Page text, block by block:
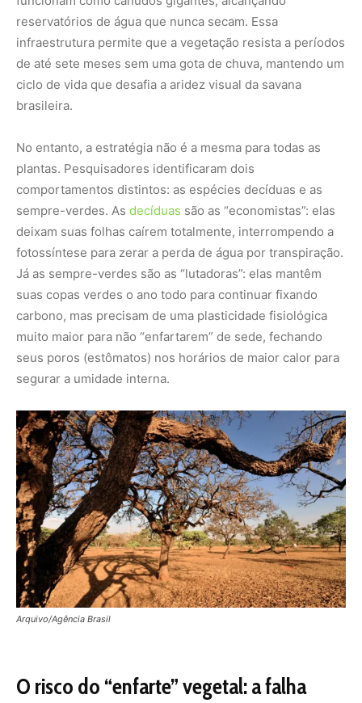
reservatórios de água que nunca secam. Essa
infraestrutura permite que a vegetação resista a períodos
de até sete meses sem uma gota de chuva, mantendo um
ciclo de vida que desafia a aridez visual da savana
brasileira.
No entanto, a estratégia não é a mesma para todas as
plantas. Pesquisadores identificaram dois
comportamentos distintos: as espécies decíduas e as
sempre-verdes. As decíduas são as “economistas”: elas
deixam suas folhas caírem totalmente, interrompendo a
fotossíntese para zerar a perda de água por transpiração.
Já as sempre-verdes são as “lutadoras”: elas mantêm
suas copas verdes o ano todo para continuar fixando
carbono, mas precisam de uma plasticidade fisiológica
muito maior para não “enfartarem” de sede, fechando
seus poros (estômatos) nos horários de maior calor para
segurar a umidade interna.
Arquivo/Agência Brasil
O risco do “enfarte” vegetal: a falha